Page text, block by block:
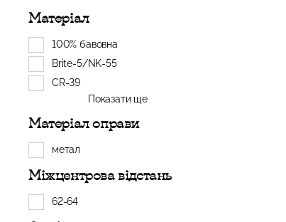
Матеріал
100% бавовна
Brite-5/NK-55
CR-39
Показати ще
Матеріал оправи
метал
Міжцентрова відстань
62-64